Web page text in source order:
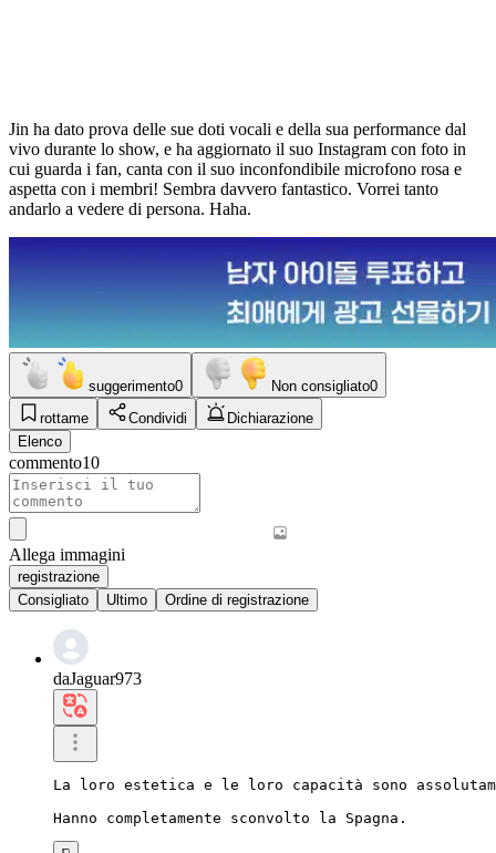
Jin ha dato prova delle sue doti vocali e della sua performance dal
vivo durante lo show, e ha aggiornato il suo Instagram con foto in
cui guarda i fan, canta con il suo inconfondibile microfono rosa e
aspetta con i membri! Sembra davvero fantastico. Vorrei tanto
andarlo a vedere di persona. Haha.
suggerimento0 Non consigliato0
rottame
Condividi
Dichiarazione
Elenco
commento10
Allega immagini
registrazione
Consigliato
Ultimo Ordine di registrazione
daJaguar973
La loro estetica e le loro capacità sono
Hanno completamente sconvolto la Spagna.